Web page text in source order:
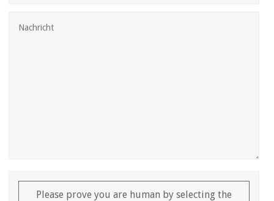
Please prove you are human by selecting the